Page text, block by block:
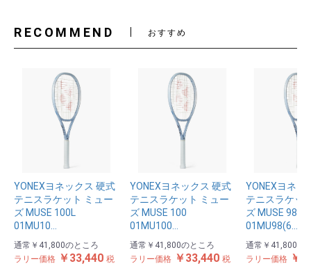
お買い物を続ける カートへ進む
RECOMMEND おすすめ
YONEXヨネックス 硬式
テニスラケット ミュー
ズ MUSE 100L
01MU10…
通常 ￥41,800のところ
ラリー価格 ￥33,440 税
YONEXヨネックス 硬式
テニスラケット ミュー
ズ MUSE 100
01MU100…
通常 ￥41,800のところ
ラリー価格 ￥33,440税
YONEXヨネッ
テニスラケッ
ズ MUSE 98
01MU98(6…
通常 ￥41,800
ラリー価格 ￥